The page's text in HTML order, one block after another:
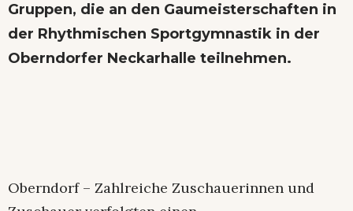
Gruppen, die an den Gaumeisterschaften in
der Rhythmischen Sportgymnastik in der
Oberndorfer Neckarhalle teilnehmen.
Oberndorf – Zahlreiche Zuschauerinnen und